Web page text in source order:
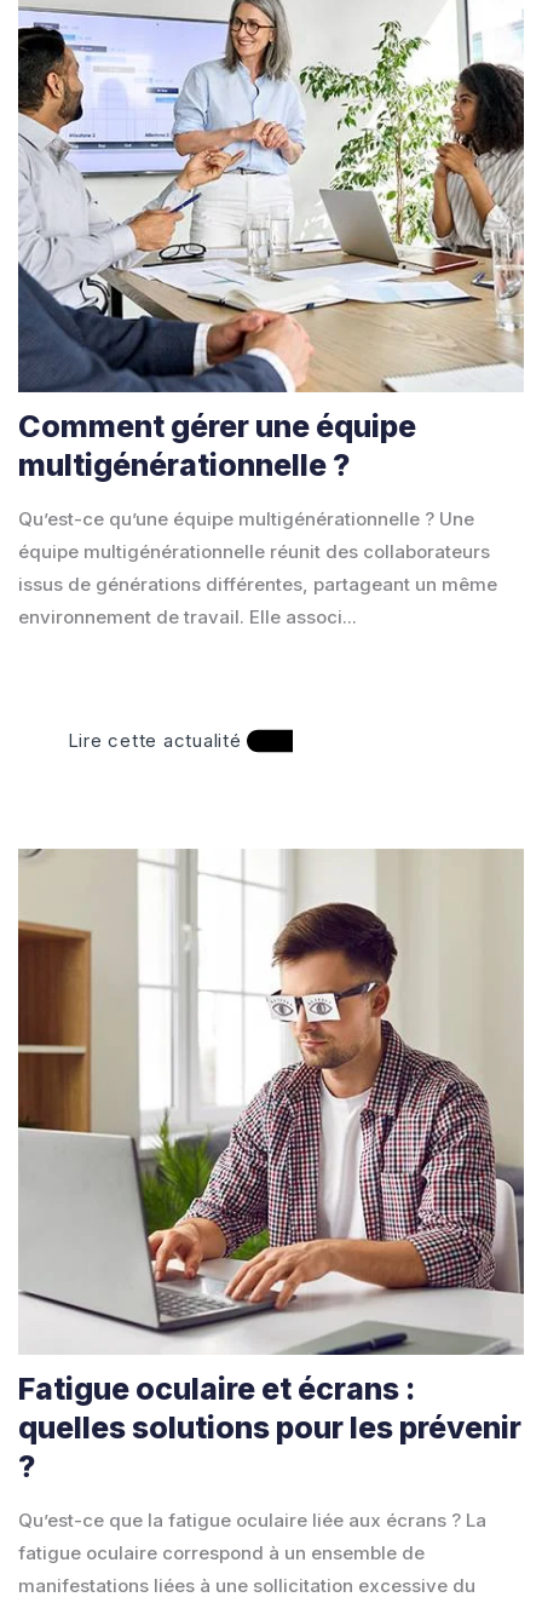
Comment gérer une équipe
multigénérationnelle ?
Qu’est-ce qu’une équipe multigénérationnelle ? Une
équipe multigénérationnelle réunit des collaborateurs
issus de générations différentes, partageant un même
environnement de travail. Elle associ...
Lire cette actualité
Fatigue oculaire et écrans :
quelles solutions pour les prévenir
?
Qu’est-ce que la fatigue oculaire liée aux écrans ? La
fatigue oculaire correspond à un ensemble de
manifestations liées à une sollicitation excessive du